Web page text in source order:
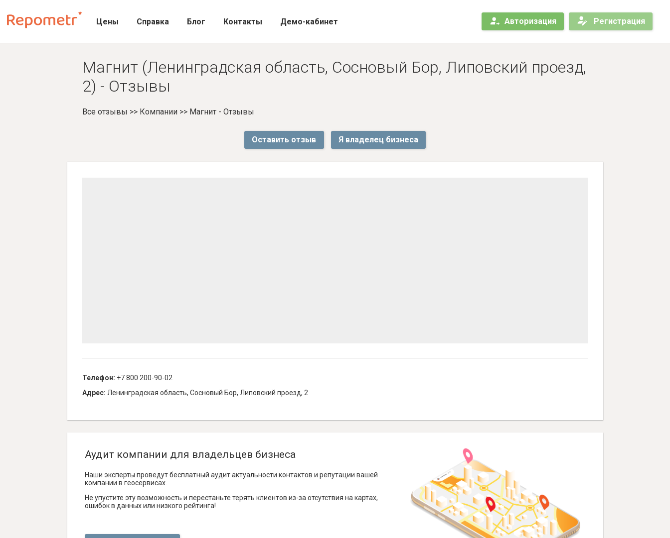
Цены Справка Блог Контакты Демо-кабинет Авторизация Регистрация
Магнит (Ленинградская область, Сосновый Бор, Липовский проезд,
2) - Отзывы
Все отзывы >> Компании>> Магнит - Отзывы
Оставить отзыв Я владелец бизнеса
Телефон: +7 800 200-90-02
Адрес: Ленинградская область, Сосновый Бор, Липовский проезд, 2
Аудит компании для владельцев бизнеса
Наши эксперты проведут бесплатный аудит актуальности контактов и репутации вашей
компании в геосервисах.
Не упустите эту возможность и перестаньте терять клиентов из-за отсутствия на картах,
ошибок в данных или низкого рейтинга!